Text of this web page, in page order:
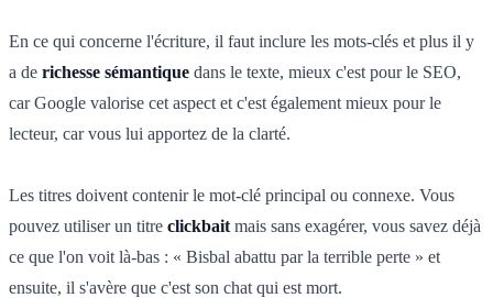
En ce qui concerne l'écriture, il faut inclure les mots-clés et plus il y
a de richesse sémantique dans le texte, mieux c'est pour le SEO,
car Google valorise cet aspect et c'est également mieux pour le
lecteur, car vous lui apportez de la clarté.
Les titres doivent contenir le mot-clé principal ou connexe. Vous
pouvez utiliser un titre clickbait mais sans exagérer, vous savez déjà
ce que l'on voit là-bas : « Bisbal abattu par la terrible perte » et
ensuite, il s'avère que c'est son chat qui est mort.